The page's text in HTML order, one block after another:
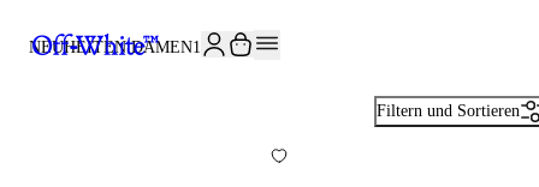
NEUHEITEN DAMEN151
Filtern und Sortieren